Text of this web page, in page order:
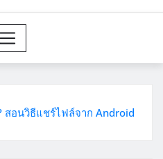
สอนวิธีแชร์ไฟล์จาก Android